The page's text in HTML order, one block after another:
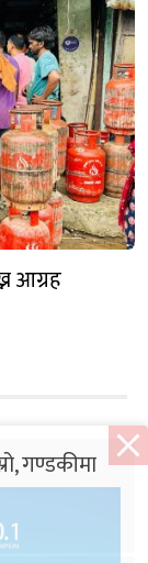
आग्रह
गण्डकीमा